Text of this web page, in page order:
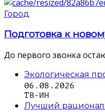
Город
Подготовка к
До первого звонка
Экологическая
06.08.2026
ТВ-ИН
Лучший